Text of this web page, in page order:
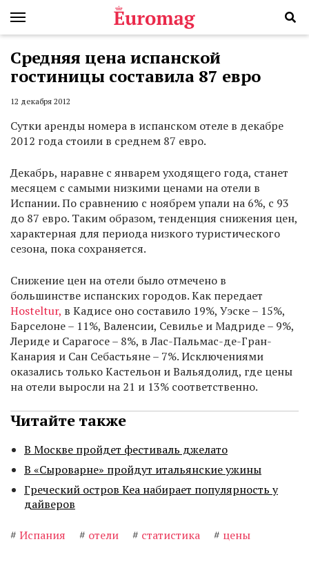
Средняя цена испанской
гостиницы составила 87 евро
12 декабря 2012
Сутки аренды номера в испанском отеле в декабре
2012 года стоили в среднем 87 евро.
Декабрь, наравне с январем уходящего года, станет
месяцем с самыми низкими ценами на отели в
Испании. По сравнению с ноябрем упали на 6%, с 93
до 87 евро. Таким образом, тенденция снижения цен,
характерная для периода низкого туристического
сезона, пока сохраняется.
Снижение цен на отели было отмечено в
большинстве испанских городов. Как передает
Hosteltur, в Кадисе оно составило 19%, Уэске – 15%,
Барселоне – 11%, Валенсии, Севилье и Мадриде – 9%,
Лериде и Сарагосе – 8%, в Лас-Пальмас-де-Гран-
Канария и Сан Себастьяне – 7%. Исключениями
оказались только Кастельон и Вальядолид, где цены
на отели выросли на 21 и 13% соответственно.
Читайте также
В Москве пройдет фестиваль джелато
В «Сыроварне» пройдут итальянские ужины
Греческий остров Кеа набирает популярность у
дайверов
# Испания # отели # статистика # цены